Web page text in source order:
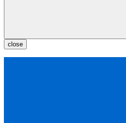
close